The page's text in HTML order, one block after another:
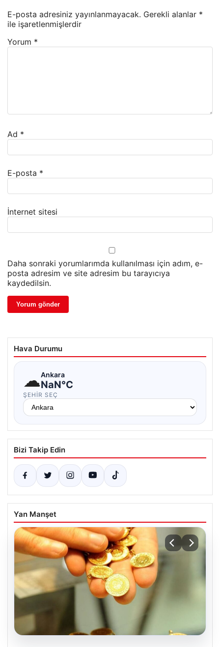
E-posta adresiniz yayınlanmayacak. Gerekli alanlar *
ile işaretlenmişlerdir
Yorum *
Ad *
E-posta *
İnternet sitesi
Daha sonraki yorumlarımda kullanılması için adım, e-
posta adresim ve site adresim bu tarayıcıya
kaydedilsin.
Hava Durumu
☁Ankara
NaN°C
ŞEHIR SEÇ
Bizi Takip Edin
Yan Manşet